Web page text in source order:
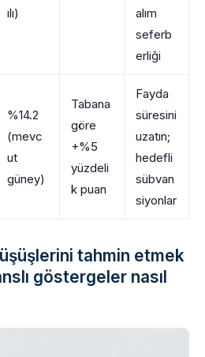
ılı)
alım
seferb
erliği
%14.2
(mevc
ut
güney)
Tabana
göre
+%5
yüzdeli
k puan
Fayda
süresini
uzatın;
hedefli
sübvan
siyonlar
tahmin etmek
göstergeler nasıl